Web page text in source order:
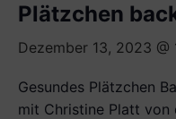
Plätzchen
Dezember 13, 2023 @
Gesundes Plätzchen
mit Christine Platt von